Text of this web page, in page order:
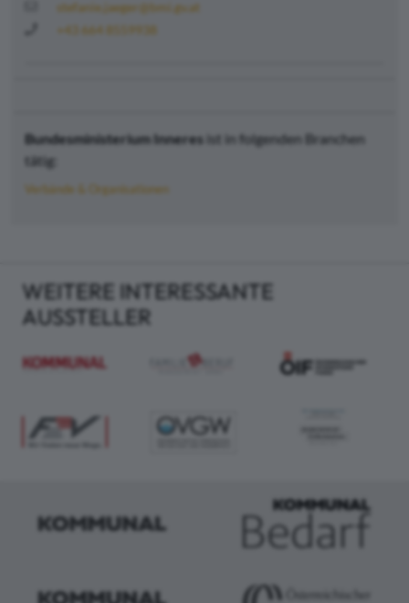
stefanie.jaeger@bmi.gv.at
+43 664 8559938
Bundesministerium Inneres ist in folgenden Branchen
tätig:
Verbände & Organisationen
WEITERE INTERESSANTE
AUSSTELLER